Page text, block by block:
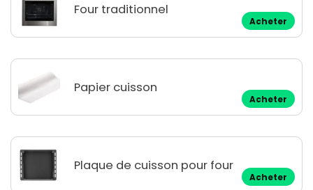
Four traditionnel
Acheter
Papier cuisson
Acheter
Plaque de cuisson pour four
Acheter